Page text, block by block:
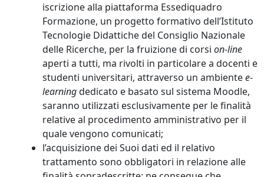
iscrizione alla piattaforma Essediquadro
Formazione, un progetto formativo dell’Istituto
Tecnologie Didattiche del Consiglio Nazionale
delle Ricerche, per la fruizione di corsi on-line
aperti a tutti, ma rivolti in particolare a docenti e
studenti universitari, attraverso un ambientee-
learningdedicato e basato sul sistema Moodle,
saranno utilizzati esclusivamente per le finalità
relative al procedimento amministrativo per il
quale vengono comunicati;
l’acquisizione dei Suoi dati ed il relativo
trattamento sono obbligatori in relazione alle